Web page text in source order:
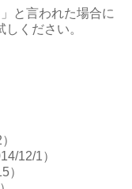
と言われた場合に
ください。
12/1）
）